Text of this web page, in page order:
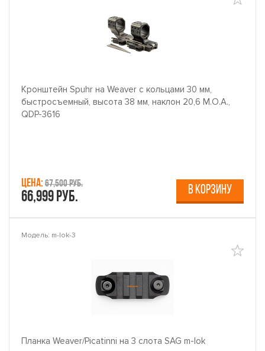
Кронштейн Spuhr на Weaver с кольцами 30 мм,
быстросъемный, высота 38 мм, наклон 20,6 M.O.A.,
QDP-3616
Цена: 67,500 руб.
66,999 руб. В КОРЗИНУ
Модель: m-lok-3
Планка Weaver/Picatinni на 3 слота SAG m-lok